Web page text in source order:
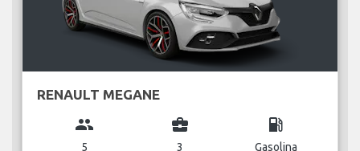
RENAULT MEGANE
group
5
business_center
3
local_gas_station
Gasolina